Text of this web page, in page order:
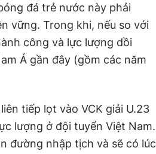
đá trẻ nước này phải
vững. Trong khi, nếu so với
công và lực lượng dồi
Á gần đây (gồm các năm
tiếp lọt vào VCK giải U.23
lượng ở đội tuyển Việt Nam.
đường nhập tịch và sẽ có lúc